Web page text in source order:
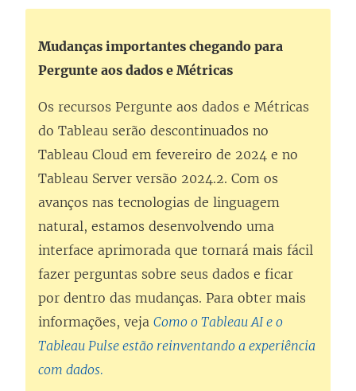
Mudanças importantes chegando para
Pergunte aos dados e Métricas
Os recursos Pergunte aos dados e Métricas
do Tableau serão descontinuados no
Tableau Cloud em fevereiro de 2024 e no
Tableau Server versão 2024.2. Com os
avanços nas tecnologias de linguagem
natural, estamos desenvolvendo uma
interface aprimorada que tornará mais fácil
fazer perguntas sobre seus dados e ficar
por dentro das mudanças. Para obter mais
informações, veja Como o Tableau AI e o
Tableau Pulse estão reinventando a experiência
com dados.